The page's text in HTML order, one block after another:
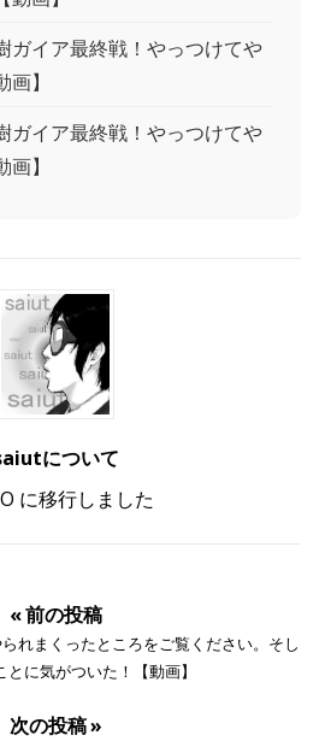
ガイア最終戦！やっつけてや
】
ガイア最終戦！やっつけてや
】
について
に移行しました
« 前の投稿
られまくったところをご覧ください。そし
に気がついた！【動画】
次の投稿 »